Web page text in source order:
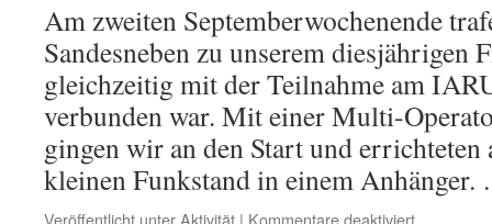
Am zweiten Septemberwochenende
Sandesneben zu unserem diesjährigen
gleichzeitig mit der Teilnahme am
verbunden war. Mit einer Multi-
gingen wir an den Start und errichteten
kleinen Funkstand in einem
Veröffentlicht unterAktivität | Kommentare deaktiviertfür